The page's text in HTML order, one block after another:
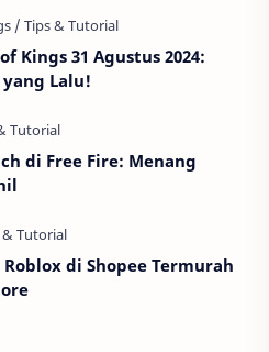
Kings 31 Agustus 2024:
Lalu!
di Free Fire: Menang
di Shopee Termurah